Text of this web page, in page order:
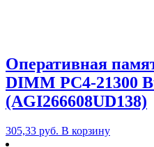
Оперативная
DIMM PC4-21300
(AGI266608UD138)
305,33 руб. В корзину